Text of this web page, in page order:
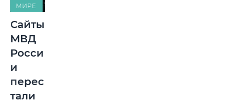
МИРЕ
Сайты
МВД
Росси
и
перес
тали